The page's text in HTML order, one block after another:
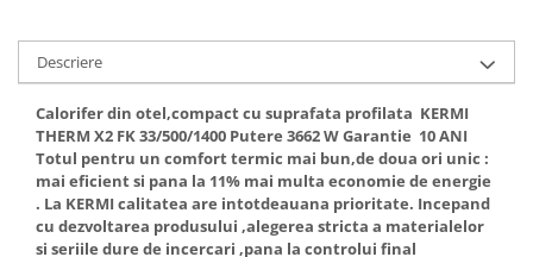
Calorifere decorative
Boilere
Boilere electrice
Boilere termoelectrice
Accesorii Boilere Tesy
Descriere
Calorifer din otel,compact cu suprafata profilata KERMI
THERM X2 FK 33/500/1400 Putere 3662 W Garantie 10 ANI
Totul pentru un comfort termic mai bun,de doua ori unic :
mai eficient si pana la 11% mai multa economie de energie
. La KERMI calitatea are intotdeauana prioritate. Incepand
cu dezvoltarea produsului ,alegerea stricta a materialelor
si seriile dure de incercari ,pana la controlui final